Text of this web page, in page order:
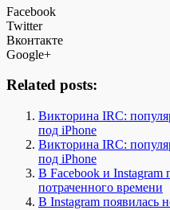
Facebook
Twitter
Вконтакте
Google+
Related posts:
Викторина IRC:
под iPhone
Викторина IRC:
под iPhone
В Facebook и Instagram
потраченного времени
В Instagram появилась